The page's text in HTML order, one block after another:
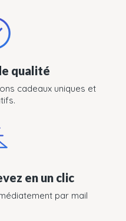
qualité
cadeaux uniques et
en un clic
par mail